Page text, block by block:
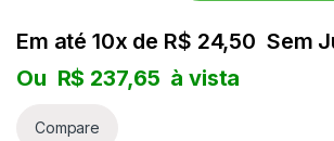
ROLAND
Em até 10x de R$ 24,50 Sem
Ou R$ 237,65 à vista
Compare